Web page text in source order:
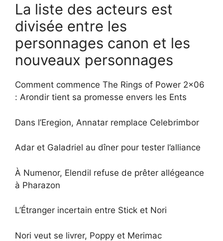
La liste des acteurs est
divisée entre les
personnages canon et les
nouveaux personnages
Comment commence The Rings of Power 2×06
: Arondir tient sa promesse envers les Ents
Dans l’Eregion, Annatar remplace Celebrimbor
Adar et Galadriel au dîner pour tester l’alliance
À Numenor, Elendil refuse de prêter allégeance
à Pharazon
L’Étranger incertain entre Stick et Nori
Nori veut se livrer, Poppy et Merimac